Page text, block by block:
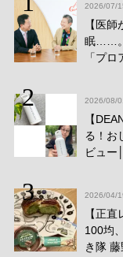
2026/07/
【医
眠……。
「プ
2026/08/
【
る！お
ビュー
2026/04/
【正
100均
き隊